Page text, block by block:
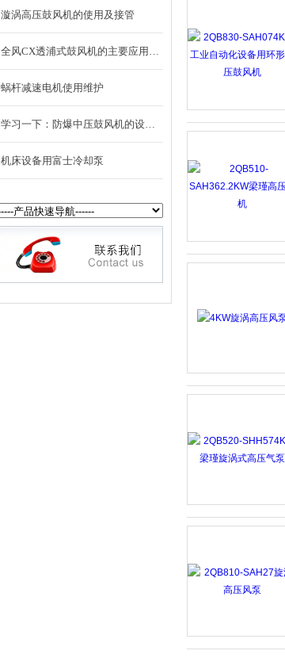
漩涡高压鼓风机的使用及接管
全风CX透浦式鼓风机的主要应用领域
蜗杆减速电机使用维护
学习一下：防爆中压鼓风机的设置方法
机床设备用富士冷却泵